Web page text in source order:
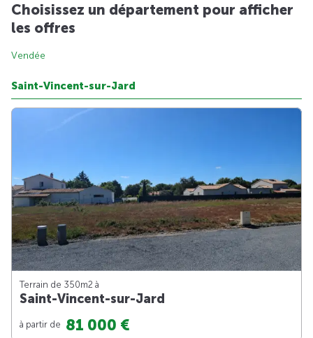
Choisissez un département pour afficher
les offres
Vendée
Saint-Vincent-sur-Jard
Terrain de 350m2 à
Saint-Vincent-sur-Jard
à partir de 81 000 €